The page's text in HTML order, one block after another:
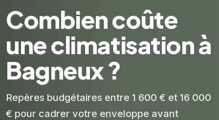
Combien coûte
une climatisation à
Bagneux ?
Repères budgétaires entre 1 600 € et 16 000
€ pour cadrer votre enveloppe avant